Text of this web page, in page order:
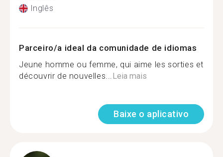
Inglês
Parceiro/a ideal da comunidade de idiomas
Jeune homme ou femme, qui aime les sorties et
découvrir de nouvelles...Leia mais
Baixe o aplicativo